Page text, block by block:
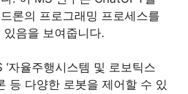
론의 프로그래밍 프로세스를
음을 보여줍니다.
자율주행시스템 및 로보틱스
등 다양한 로봇을 제어할 수 있